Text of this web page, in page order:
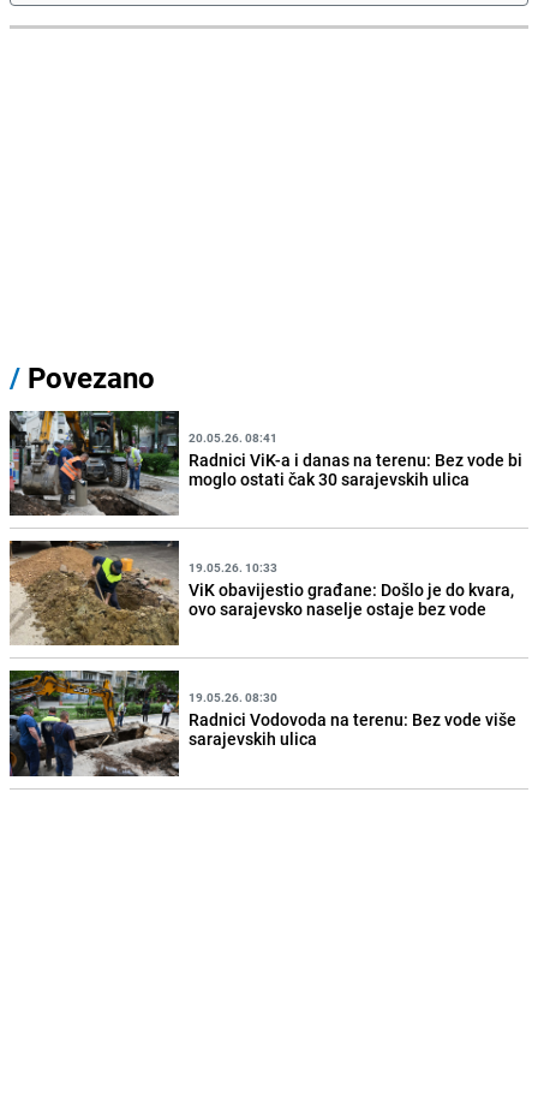
/ Povezano
20.05.26. 08:41
Radnici ViK-a i danas na terenu: Bez vode bi
moglo ostati čak 30 sarajevskih ulica
19.05.26. 10:33
ViK obavijestio građane: Došlo je do kvara,
ovo sarajevsko naselje ostaje bez vode
19.05.26. 08:30
Radnici Vodovoda na terenu: Bez vode više
sarajevskih ulica